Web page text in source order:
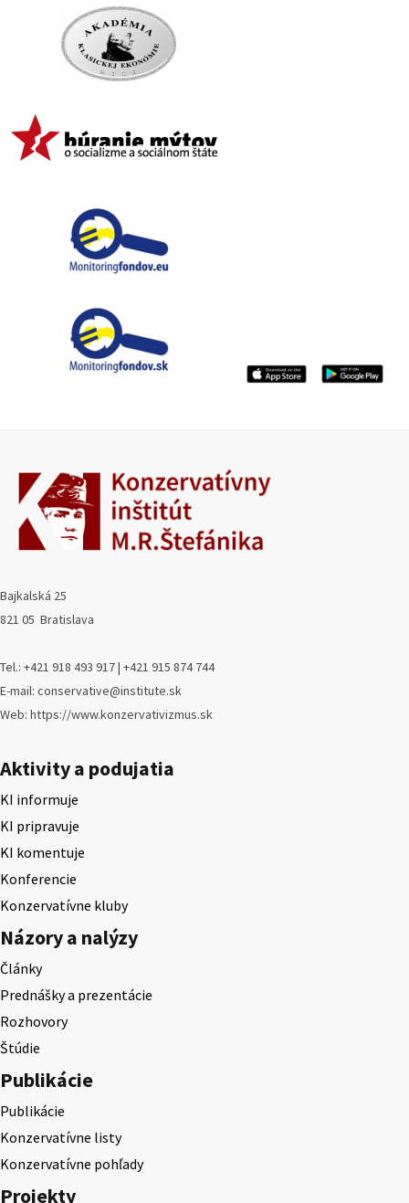
Bajkalská 25
821 05 Bratislava
Tel.: +421 918 493 917 | +421 915 874 744
E-mail: conservative@institute.sk
Web: https://www.konzervativizmus.sk
Aktivity a podujatia
KI informuje
KI pripravuje
KI komentuje
Konferencie
Konzervatívne kluby
Názory a nalýzy
Články
Prednášky a prezentácie
Rozhovory
Štúdie
Publikácie
Publikácie
Konzervatívne listy
Konzervatívne pohľady
Projekty